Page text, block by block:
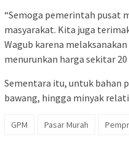
“Semoga pemerintah pusat
masyarakat. Kita juga
Wagub karena
menurunkan harga sekitar 20
Sementara itu, untuk bahan
bawang, hingga minyak
GPM Pasar Murah